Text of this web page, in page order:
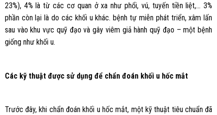
23%), 4% là từ các cơ quan ở xa như phổi, vú, tuyến tiền liệt,… 3%
phần còn lại là do các khối u khác. bệnh tự miễn phát triển, xâm lấn
sau vào khu vực quỹ đạo và gây viêm giả hành quỹ đạo – một bệnh
giống như khối u.
Các kỹ thuật được sử dụng để chẩn đoán khối u hốc mắt
Trước đây, khi chẩn đoán khối u hốc mắt, một kỹ thuật tiêu chuẩn đã